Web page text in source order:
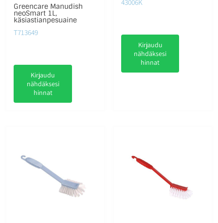
Greencare Manudish
neoSmart 1L,
käsiastianpesuaine
T713649
Kirjaudu
nähdäksesi
hinnat
Kirjaudu
nähdäksesi
hinnat